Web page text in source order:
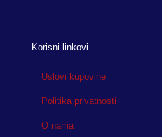
Korisni linkovi
Uslovi kupovine
Politika privatnosti
O nama